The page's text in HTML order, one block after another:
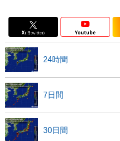
24時間
7日間
30日間